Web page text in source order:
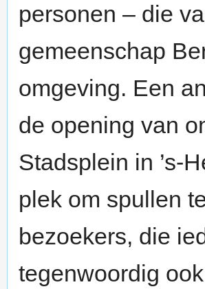
personen – die
gemeenschap
omgeving. Een
de opening van
Stadsplein in ’s-
plek om spullen
bezoekers, die
tegenwoordig